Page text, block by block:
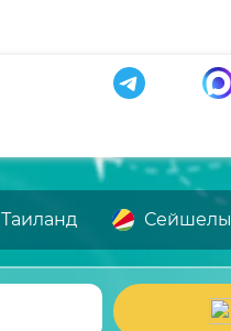
Таиланд Сейшелы